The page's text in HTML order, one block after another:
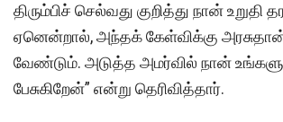
திரும்பிச் செல்வது குறித்து நான் உறுதி
ஏனென்றால், அந்தக் கேள்விக்கு
வேண்டும். அடுத்த அமர்வில் நான்
பேசுகிறேன்” என்று தெரிவித்தார்.